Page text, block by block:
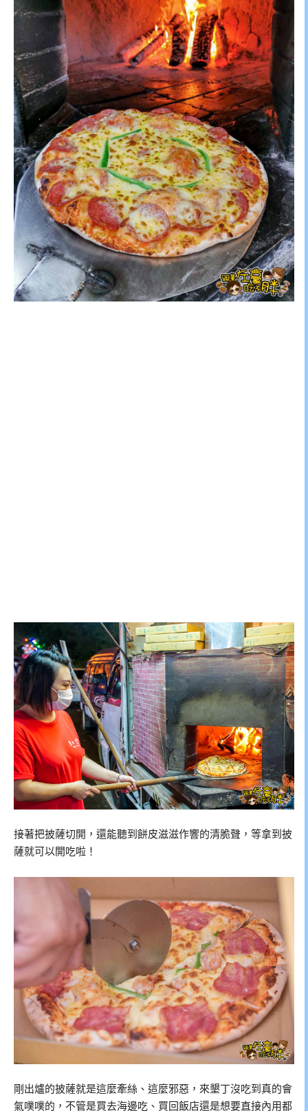
接著把披薩切開，還能聽到餅皮滋滋作響的清脆聲，等拿到披
薩就可以開吃啦！
剛出爐的披薩就是這麼牽絲、這麼邪惡，來墾丁沒吃到真的會
氣噗噗的，不管是買去海邊吃、買回飯店還是想要直接內用都